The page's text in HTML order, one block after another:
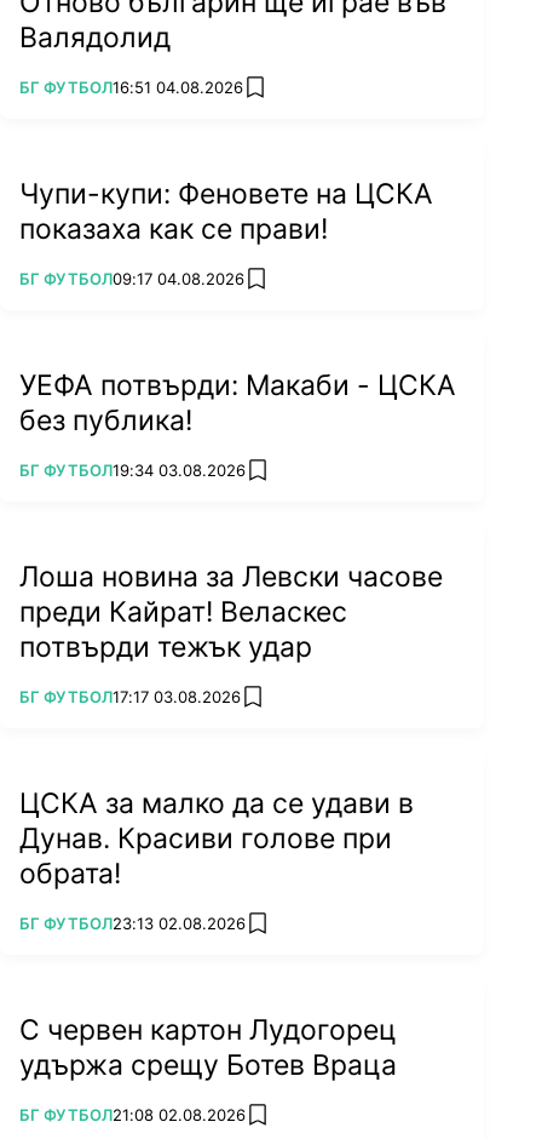
Валядолид
ПОВЕЧЕ ОТ
БГ ФУТБОЛ16:51 04.08.2026 add favorites
Чупи-купи: Феновете на ЦСКА
показаха как се прави!
ПОВЕЧЕ ОТ
БГ ФУТБОЛ09:17 04.08.2026 add favorites
УЕФА потвърди: Макаби - ЦСКА
без публика!
ПОВЕЧЕ ОТ
БГ ФУТБОЛ19:34 03.08.2026 add favorites
Лоша новина за Левски часове
преди Кайрат! Веласкес
потвърди тежък удар
ПОВЕЧЕ ОТ
БГ ФУТБОЛ17:17 03.08.2026 add favorites
ЦСКА за малко да се удави в
Дунав. Красиви голове при
обрата!
ПОВЕЧЕ ОТ
БГ ФУТБОЛ23:13 02.08.2026 add favorites
С червен картон Лудогорец
удържа срещу Ботев Враца
ПОВЕЧЕ ОТ
БГ ФУТБОЛ21:08 02.08.2026 add favorites